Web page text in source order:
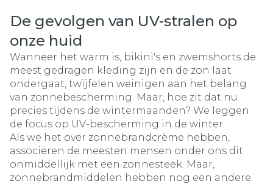
De gevolgen van UV-stralen op
onze huid
Wanneer het warm is, bikini's en zwemshorts de
meest gedragen kleding zijn en de zon laat
ondergaat, twijfelen weinigen aan het belang
van zonnebescherming. Maar, hoe zit dat nu
precies tijdens de wintermaanden? We leggen
de focus op UV-bescherming in de winter.
Als we het over zonnebrandcrème hebben,
associëren de meesten mensen onder ons dit
onmiddellijk met een zonnesteek. Maar,
zonnebrandmiddelen hebben nog een andere